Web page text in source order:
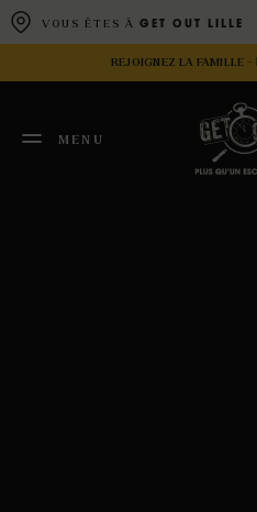
VOUS ÊTES À GET OUT LILLE
REJOIGNEZ LA FAMILLE -
MENU
Panneau de gestion des cookies